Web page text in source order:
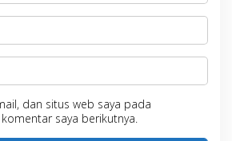
dan situs web saya pada
saya berikutnya.